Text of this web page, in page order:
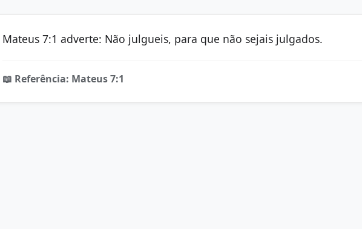
Mateus 7:1 adverte: Não julgueis, para que não sejais julgados.
📖 Referência: Mateus 7:1